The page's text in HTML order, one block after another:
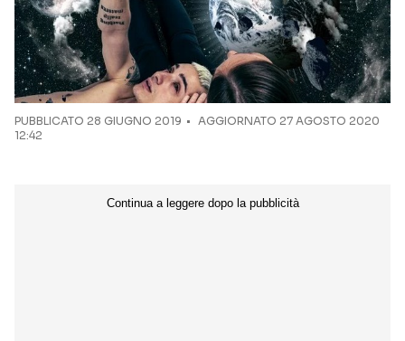
PUBBLICATO 28 GIUGNO 2019
AGGIORNATO 27 AGOSTO 2020
12:42